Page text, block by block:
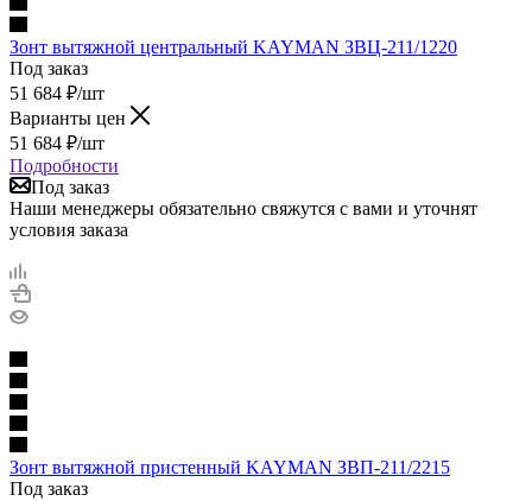
Зонт вытяжной центральный KAYMAN ЗВЦ-211/1220
Под заказ
51 684 ₽/шт
Варианты цен
51 684 ₽/шт
Подробности
Под заказ
Наши менеджеры обязательно свяжутся с вами и уточнят
условия заказа
Зонт вытяжной пристенный KAYMAN ЗВП-211/2215
Под заказ